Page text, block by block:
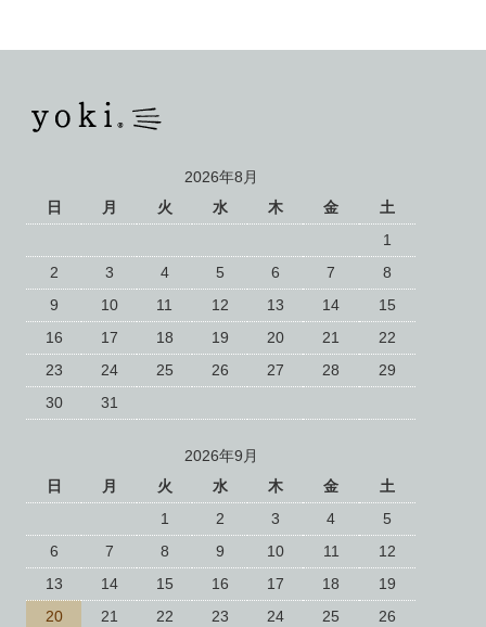
2026年8月
日
月 火 水 木 金
土
1
2
3 4 5 6 7
8
9
10 11 12 13 14
15
16
17 18 19 20 21
22
23
24 25 26 27 28
29
30
31
2026年9月
日
月 火 水 木 金
土
1
2 3 4
5
6
7 8 9 10 11
12
13
14 15 16 17 18
19
20
21 22 23 24 25
26